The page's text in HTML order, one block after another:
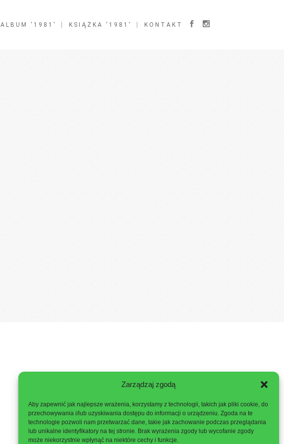
Zarządzaj zgodą
Aby zapewnić jak najlepsze wrażenia, korzystamy z technologii, takich jak pliki cookie, do
przechowywania i/lub uzyskiwania dostępu do informacji o urządzeniu. Zgoda na te
technologie pozwoli nam przetwarzać dane, takie jak zachowanie podczas przeglądania
lub unikalne identyfikatory na tej stronie. Brak wyrażenia zgody lub wycofanie zgody
może niekorzystnie wpłynąć na niektóre cechy i funkcje.
ALBUM '1981′ KSIĄŻKA '1981′ KONTAKT